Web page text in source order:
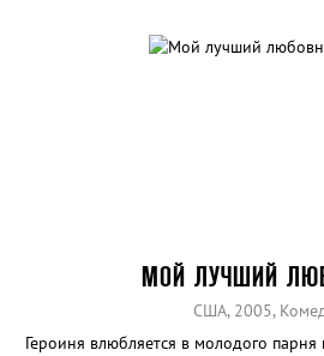
МОЙ ЛУЧШИЙ
США, 2005,
Героиня влюбляется в молодого